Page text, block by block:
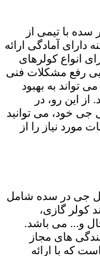
سده با تیمی از
آمادگی ارائه
انواع کولرهای
رفع مشکلات فنی
تواند به بهبود
این رو، در
خود، می توانید
مورد نیاز را از
ال جی در سده شامل
کولر گازی،
و... می باشد.
های مجاز
که با ارائه